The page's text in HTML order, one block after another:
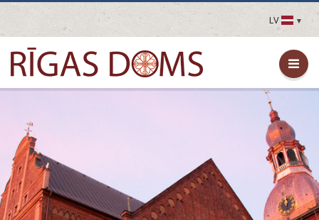
LV
LV
EN
DE
FR
LT
EE
FI